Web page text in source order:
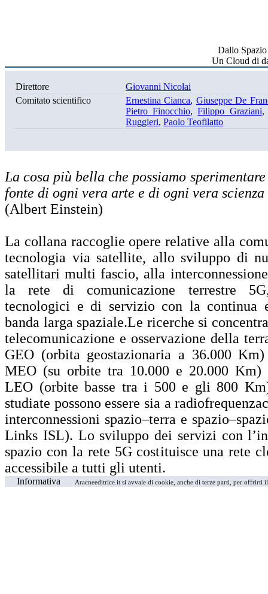
Dallo
Un Cloud di
Direttore
Giovanni Nicolai
Comitato scientifico
Ernestina Cianca, Giuseppe De
Pietro Finocchio,Filippo Graziani
Ruggieri, Paolo Teofilatto
La cosa più bella che possiamo
fonte di ogni vera arte e di ogni vera scienza
(Albert Einstein)
La collana raccoglie opere relative alla
tecnologia via satellite, allo sviluppo di
satellitari multi fascio, alla
la rete di comunicazione terrestre
tecnologici e di servizio con la continua
banda larga spaziale.Le ricerche si
telecomunicazione e osservazione della
GEO (orbita geostazionaria a 36.000
MEO (su orbite tra 10.000 e 20.000 Km)
LEO (orbite basse tra i 500 e gli 800
studiate possono essere sia a
interconnessioni spazio–terra e
Links ISL). Lo sviluppo dei servizi con
spazio con la rete 5G costituisce una rete
accessibile a tutti gli utenti.
Informativa Aracneeditrice.it si avvale di cookie, anche di terze parti, per